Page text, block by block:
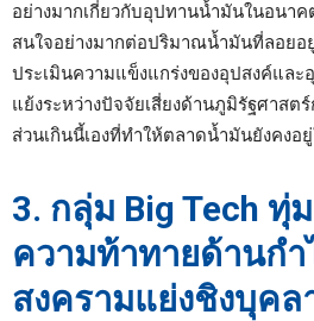
อย่างมากเกี่ยวกับอุปทานน้ำมันในอนา
สนใจอย่างมากต่อปริมาณน้ำมันที่ลอยอยู่
ประเมินความแข็งแกร่งของอุปสงค์แล
แย้งระหว่างปัจจัยเสี่ยงด้านภูมิรัฐศาสต
ส่วนเกินนี้เองที่ทำให้ตลาดน้ำมันยังคงอ
3. กลุ่ม Big Tech ทุ่
ความท้าทายด้านกำ
สงครามแย่งชิงบุคล